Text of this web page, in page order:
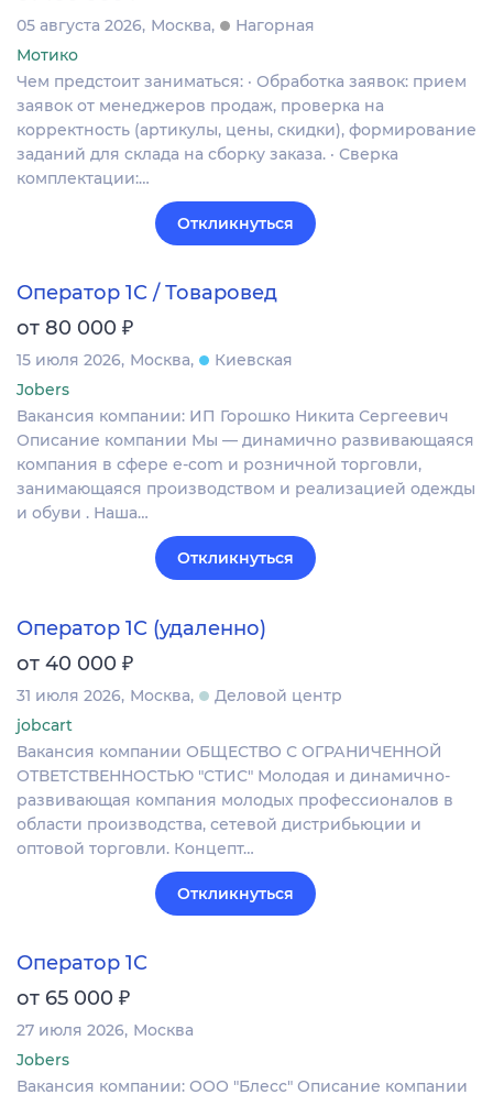
05 августа 2026 Москва
Нагорная
Мотико
Чем предстоит заниматься: · Обработка заявок: прием
заявок от менеджеров продаж, проверка на
корректность (артикулы, цены, скидки), формирование
заданий для склада на сборку заказа. · Сверка
комплектации:…
Откликнуться
Оператор 1С / Товаровед
от 80 000 ₽
15 июля 2026 Москва
Киевская
Jobers
Вакансия компании: ИП Горошко Никита Сергеевич
Описание компании Мы — динамично развивающаяся
компания в сфере e-com и розничной торговли,
занимающаяся производством и реализацией одежды
и обуви . Наша…
Откликнуться
Оператор 1С (удаленно)
от 40 000 ₽
31 июля 2026 Москва
Деловой центр
jobcart
Вакансия компании ОБЩЕСТВО С ОГРАНИЧЕННОЙ
ОТВЕТСТВЕННОСТЬЮ "СТИС" Молодая и динамично-
развивающая компания молодых профессионалов в
области производства, сетевой дистрибьюции и
оптовой торговли. Концепт…
Откликнуться
Оператор 1С
от 65 000 ₽
27 июля 2026 Москва
Jobers
Вакансия компании: ООО "Блесс" Описание компании